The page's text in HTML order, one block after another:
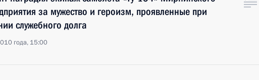
за мужество и героизм, проявленные при
служебного долга
года, 15:00